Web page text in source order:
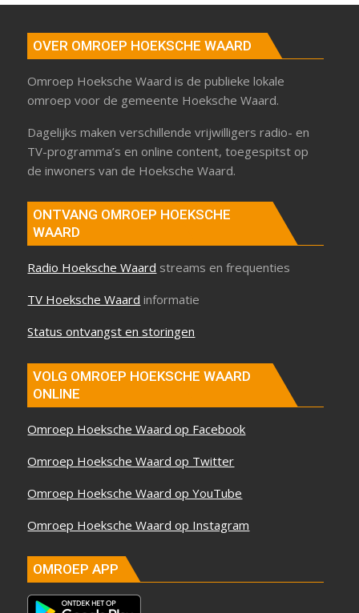
OVER OMROEP HOEKSCHE WAARD
Omroep Hoeksche Waard is de publieke lokale
omroep voor de gemeente Hoeksche Waard.
Dagelijks maken verschillende vrijwilligers radio- en
TV-programma’s en online content, toegespitst op
de inwoners van de Hoeksche Waard.
ONTVANG OMROEP HOEKSCHE
WAARD
Radio Hoeksche Waard streams en frequenties
TV Hoeksche Waard informatie
Status ontvangst en storingen
VOLG OMROEP HOEKSCHE WAARD
ONLINE
Omroep Hoeksche Waard op Facebook
Omroep Hoeksche Waard op Twitter
Omroep Hoeksche Waard op YouTube
Omroep Hoeksche Waard op Instagram
OMROEP APP